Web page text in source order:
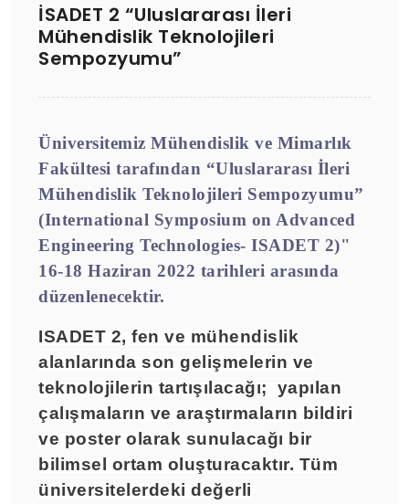
İSADET 2 “Uluslararası İleri
Mühendislik Teknolojileri
Sempozyumu”
Üniversitemiz Mühendislik ve Mimarlık
Fakültesi tarafından “Uluslararası İleri
Mühendislik Teknolojileri Sempozyumu”
(International Symposium on Advanced
Engineering Technologies- ISADET 2)"
16-18 Haziran 2022 tarihleri arasında
düzenlenecektir.
ISADET 2, fen ve mühendislik
alanlarında son gelişmelerin ve
teknolojilerin tartışılacağı; yapılan
çalışmaların ve araştırmaların bildiri
ve poster olarak sunulacağı bir
bilimsel ortam oluşturacaktır. Tüm
üniversitelerdeki değerli